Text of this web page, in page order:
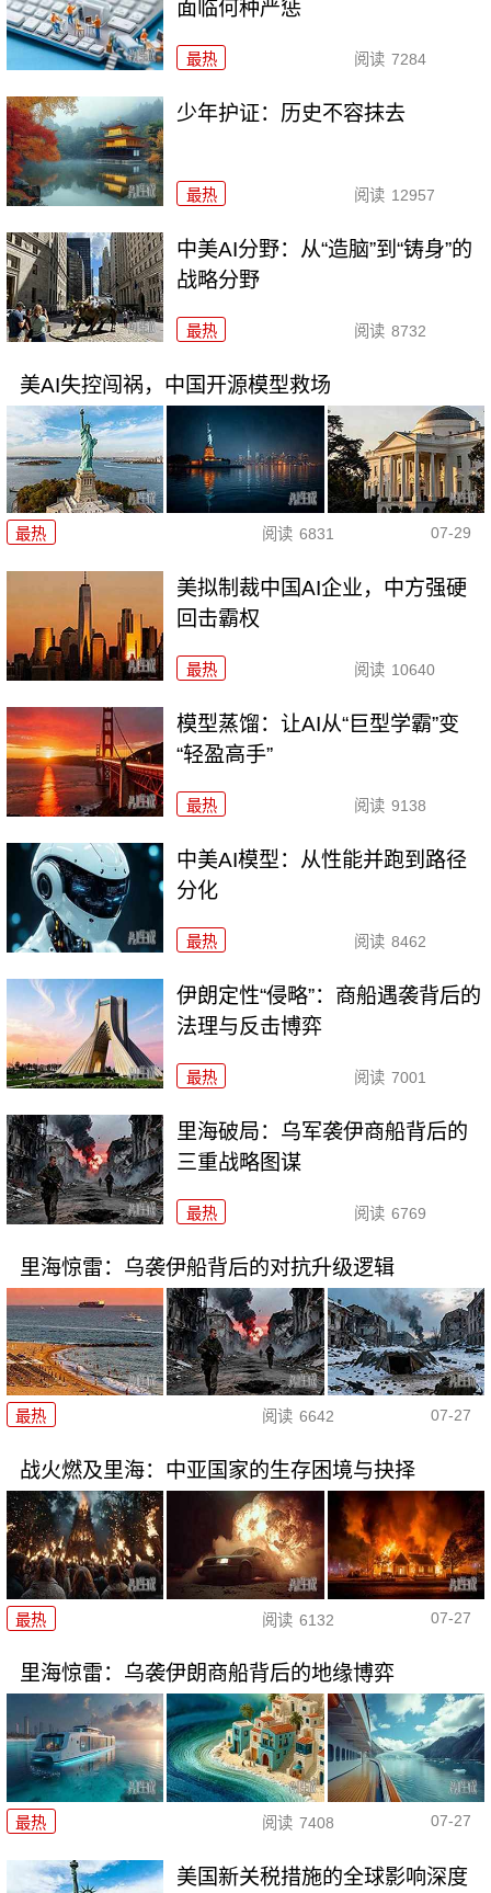
面临何种严惩
最热 阅读 7284
少年护证：历史不容抹去
最热 阅读 12957
中美AI分野：从“造脑”到“铸身”的
战略分野
最热 阅读 8732
美AI失控闯祸，中国开源模型救场
最热 阅读 6831 07-29
美拟制裁中国AI企业，中方强硬
回击霸权
最热 阅读 10640
模型蒸馏：让AI从“巨型学霸”变
“轻盈高手”
最热 阅读 9138
中美AI模型：从性能并跑到路径
分化
最热 阅读 8462
伊朗定性“侵略”：商船遇袭背后的
法理与反击博弈
最热 阅读 7001
里海破局：乌军袭伊商船背后的
三重战略图谋
最热 阅读 6769
里海惊雷：乌袭伊船背后的对抗升级逻辑
最热 阅读 6642 07-27
战火燃及里海：中亚国家的生存困境与抉择
最热 阅读 6132 07-27
里海惊雷：乌袭伊朗商船背后的地缘博弈
最热 阅读 7408 07-27
美国新关税措施的全球影响深度